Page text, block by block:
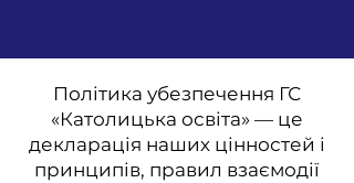
Політика убезпечення ГС
«Католицька освіта» — це
декларація наших цінностей і
принципів, правил взаємодії